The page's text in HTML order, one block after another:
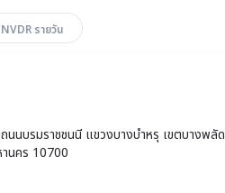
รายวัน
นนบรมราชชนนี แขวงบางบำหรุ เขตบางพลัด
นคร 10700